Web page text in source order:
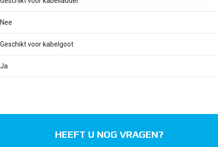
Nee
Geschikt voor kabelgoot
Ja
HEEFT U NOG VRAGEN?